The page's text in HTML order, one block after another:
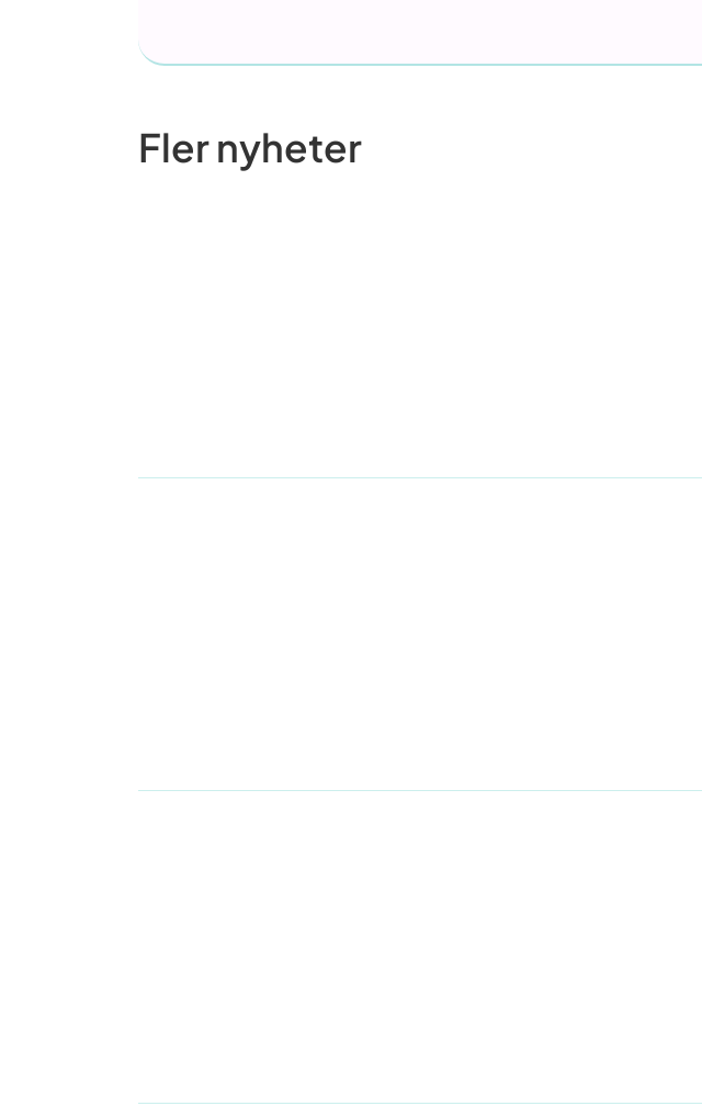
Fler nyheter